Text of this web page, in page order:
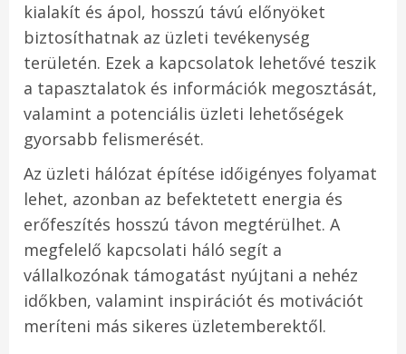
kialakít és ápol, hosszú távú előnyöket
biztosíthatnak az üzleti tevékenység
területén. Ezek a kapcsolatok lehetővé teszik
a tapasztalatok és információk megosztását,
valamint a potenciális üzleti lehetőségek
gyorsabb felismerését.
Az üzleti hálózat építése időigényes folyamat
lehet, azonban az befektetett energia és
erőfeszítés hosszú távon megtérülhet. A
megfelelő kapcsolati háló segít a
vállalkozónak támogatást nyújtani a nehéz
időkben, valamint inspirációt és motivációt
meríteni más sikeres üzletemberektől.